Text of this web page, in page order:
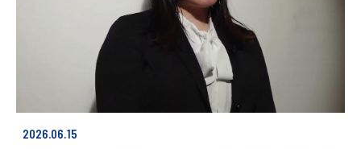
2026.06.15